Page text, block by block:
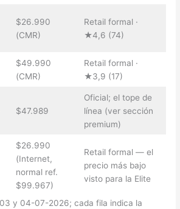
$26.990
(CMR)
Retail formal ·
★4,6 (74)
$49.990
(CMR)
Retail formal ·
★3,9 (17)
$47.989
Oficial; el tope de
línea (ver sección
premium)
$26.990
(Internet,
normal ref.
$99.967)
Retail formal — el
precio más bajo
visto para la Elite
y 04-07-2026; cada fila indica la